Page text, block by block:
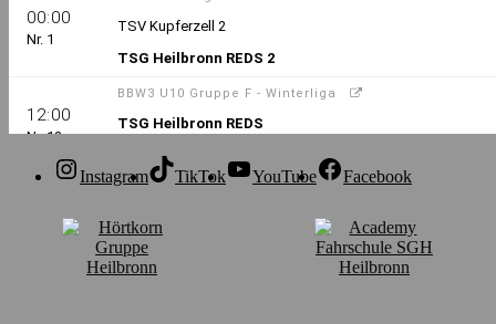
Instagram TikTok YouTube Facebook